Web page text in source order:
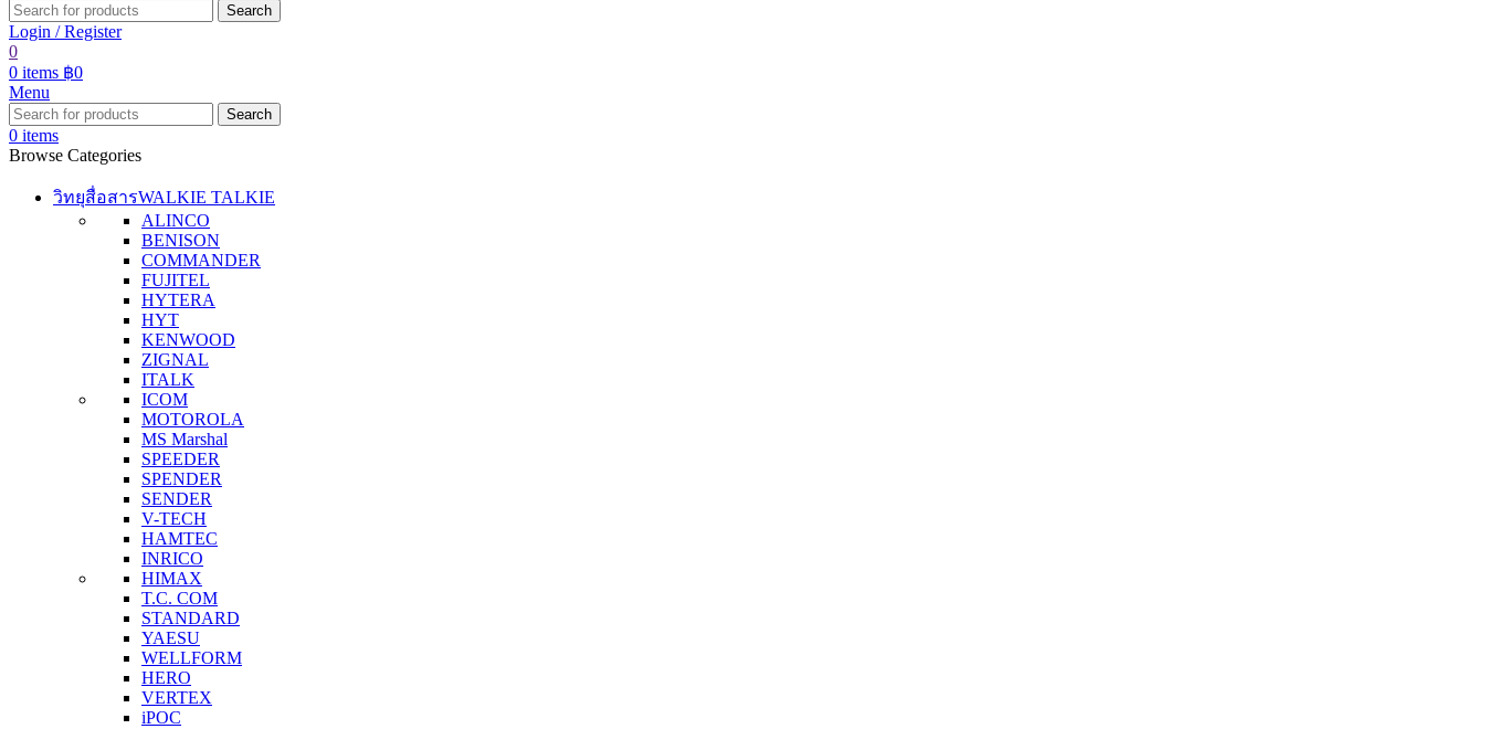
Search
Login / Register
0
0 items ฿0
Menu
Search
0 items
Browse Categories
วิทยุสื่อสารWALKIE TALKIE
ALINCO
BENISON
COMMANDER
FUJITEL
HYTERA
HYT
KENWOOD
ZIGNAL
ITALK
ICOM
MOTOROLA
MS Marshal
SPEEDER
SPENDER
SENDER
V-TECH
HAMTEC
INRICO
HIMAX
T.C. COM
STANDARD
YAESU
WELLFORM
HERO
VERTEX
iPOC